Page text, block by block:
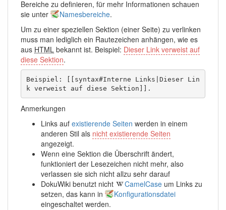
Bereiche zu definieren, für mehr Informationen schauen
sie unter
Namesbereiche.
Um zu einer speziellen Sektion (einer Seite) zu verlinken
muss man lediglich ein Rautezeichen anhängen, wie es
aus HTML bekannt ist. Beispiel: Dieser Link verweist auf
diese Sektion.
Beispiel: [[syntax#Interne Links|Dieser Lin
k verweist auf diese Sektion]].
Anmerkungen
Links auf existierende Seiten werden in einem
anderen Stil als nicht existierende Seiten
angezeigt.
Wenn eine Sektion die Überschrift ändert,
funktioniert der Lesezeichen nicht mehr, also
verlassen sie sich nicht allzu sehr darauf
DokuWiki benutzt nicht
CamelCase um Links zu
setzen, das kann in
Konfigurationsdatei
eingeschaltet werden.